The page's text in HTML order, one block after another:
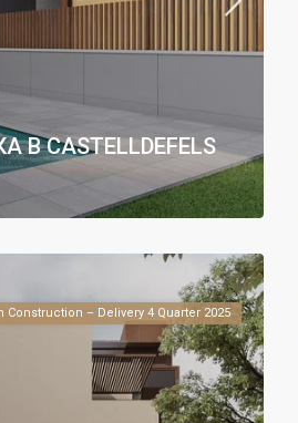
CASTELLDEFELS
Construction – Delivery 4 Quarter 2025